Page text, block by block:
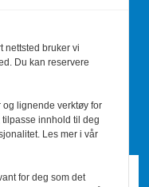
Du kan
Faglige
nettsted bruker vi
Du kan reservere
og lignende verktøy for
innhold til deg
Les mer i vår
for deg som det